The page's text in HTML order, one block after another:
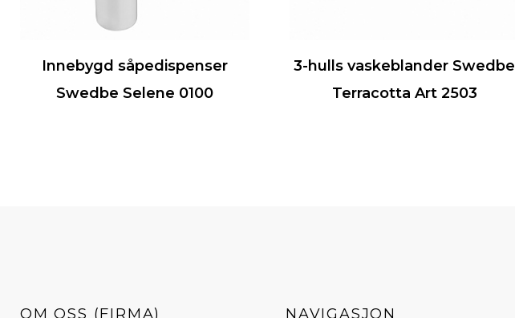
Innebygd såpedispenser
Swedbe Selene 0100
3-hulls vaskeblander Swedbe
Terracotta Art 2503
OM OSS (FIRMA) NAVIGASJON